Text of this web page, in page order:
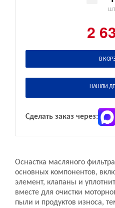
шт
2
В
НАШЛИ
Сделать заказ через:
Оснастка масляного
основных компонентов,
элемент, клапаны и
вместе для очистки
пыли и продуктов износа,